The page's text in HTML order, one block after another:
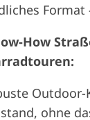
Format
How
Outdoor-
ohne